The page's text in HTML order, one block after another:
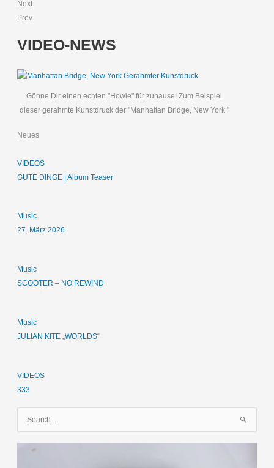
Next
Prev
VIDEO-NEWS
Gönne Dir einen echten "Howie" für zuhause! Zum Beispiel
dieser gerahmte Kunstdruck der "Manhattan Bridge, New York "
Neues
VIDEOS
GUTE DINGE | Album Teaser
Music
27. März 2026
Music
SCOOTER – NO REWIND
Music
JULIAN KITE „WORLDS“
VIDEOS
333
c